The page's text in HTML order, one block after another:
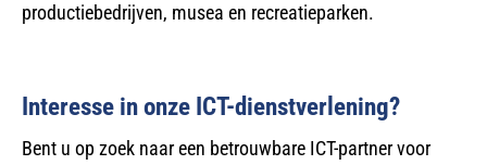
productiebedrijven, musea en recreatieparken.
Interesse in onze ICT-dienstverlening?
Bent u op zoek naar een betrouwbare ICT-partner voor